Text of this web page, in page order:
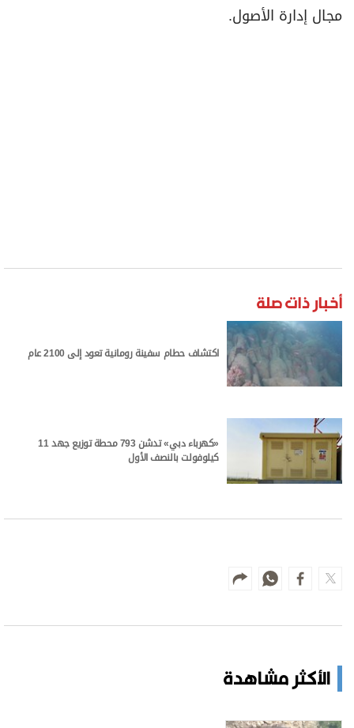
مجال إدارة الأصول.
أخبار ذات صلة
اكتشاف حطام سفينة رومانية تعود إلى 2100 عام
«كهرباء دبي» تدشن 793 محطة توزيع جهد 11
كيلوفولت بالنصف الأول
الأكثر مشاهدة